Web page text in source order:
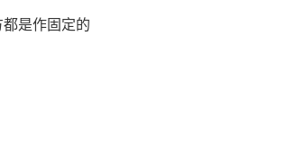
是作固定的